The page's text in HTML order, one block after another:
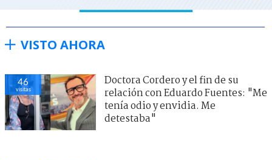
VISTO AHORA
46
visitas
Doctora Cordero y el fin de su
relación con Eduardo Fuentes: "Me
tenía odio y envidia. Me
detestaba"